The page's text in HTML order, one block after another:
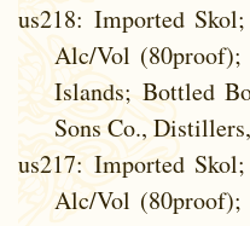
us218: Imported
Alc/Vol
Islands; Bottled
Sons Co.,
us217: Imported
Alc/Vol